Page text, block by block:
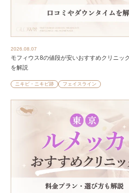
2026.08.07
モフィウス8の値段が安いおすすめクリニッ
を解説
ニキビ・ニキビ跡 フェイスライン